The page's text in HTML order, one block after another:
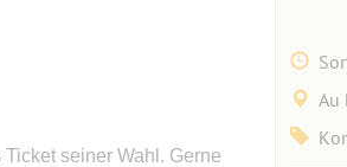
seiner Wahl. Gerne
Au